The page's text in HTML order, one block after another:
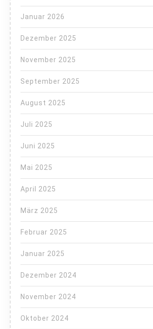
Januar 2026
Dezember 2025
November 2025
September 2025
August 2025
Juli 2025
Juni 2025
Mai 2025
April 2025
März 2025
Februar 2025
Januar 2025
Dezember 2024
November 2024
Oktober 2024